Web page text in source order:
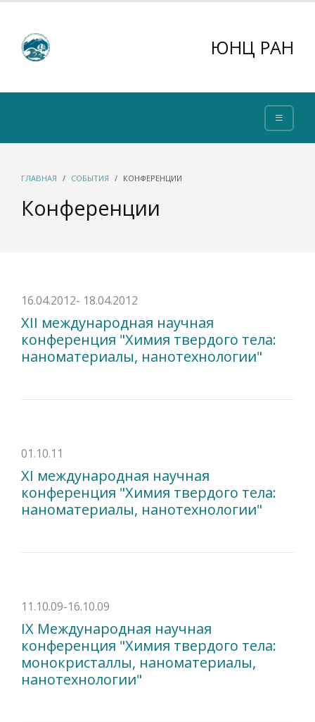
ЮНЦ РАН
ГЛАВНАЯ СОБЫТИЯ КОНФЕРЕНЦИИ
Конференции
16.04.2012- 18.04.2012
XII международная научная
конференция "Химия твердого тела:
наноматериалы, нанотехнологии"
01.10.11
XI международная научная
конференция "Химия твердого тела:
наноматериалы, нанотехнологии"
11.10.09-16.10.09
IX Международная научная
конференция "Химия твердого тела:
монокристаллы, наноматериалы,
нанотехнологии"